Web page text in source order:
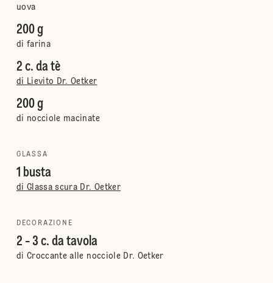
uova
200 g
di farina
2 c. da tè
di Lievito Dr. Oetker
200 g
di nocciole macinate
GLASSA
1 busta
di Glassa scura Dr. Oetker
DECORAZIONE
2 - 3 c. da tavola
di Croccante alle nocciole Dr. Oetker